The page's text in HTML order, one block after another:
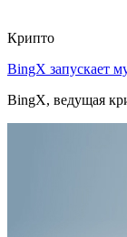
Крипто
BingX запускает
BingX, ведущая